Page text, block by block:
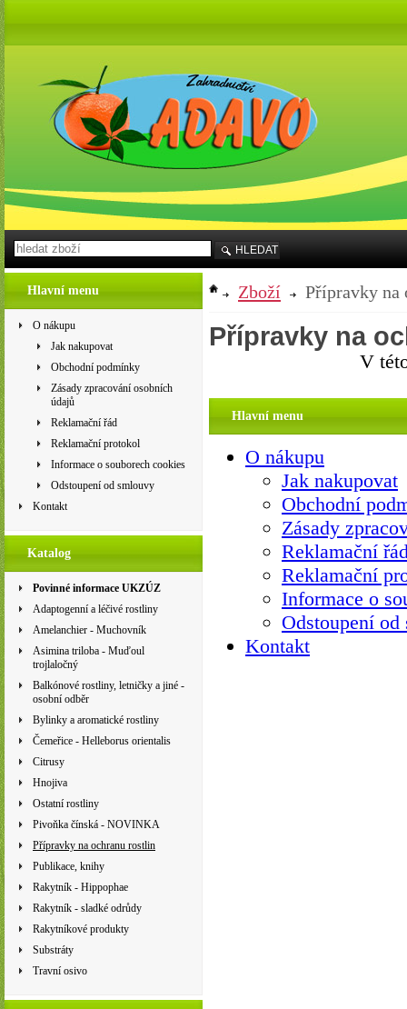
Hlavní menu
O nákupu
Jak nakupovat
Obchodní podmínky
Zásady zpracování osobních
údajů
Reklamační řád
Reklamační protokol
Informace o souborech cookies
Odstoupení od smlouvy
Kontakt
Katalog
Povinné informace UKZÚZ
Adaptogenní a léčivé rostliny
Amelanchier - Muchovník
Asimina triloba - Muďoul
trojlaločný
Balkónové rostliny, letničky a jiné -
osobní odběr
Bylinky a aromatické rostliny
Čemeřice - Helleborus orientalis
Citrusy
Hnojiva
Ostatní rostliny
Pivoňka čínská - NOVINKA
Přípravky na ochranu rostlin
Publikace, knihy
Rakytník - Hippophae
Rakytník - sladké odrůdy
Rakytníkové produkty
Substráty
Travní osivo
Zboží Přípravky na
Přípravky na
V
Hlavní menu
O nákupu
Jak nakupovat
Obchodní
Zásady
Reklamační
Reklamační
Informace o
Odstoupení
Kontakt
HLEDAT